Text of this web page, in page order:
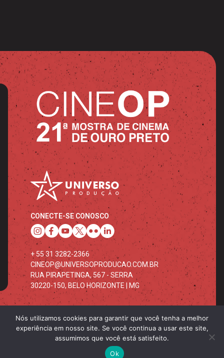
CONECTE-SE CONOSCO
+ 55 31 3282-2366
CINEOP@UNIVERSOPRODUCAO.COM.BR
RUA PIRAPETINGA, 567 - SERRA
30220-150, BELO HORIZONTE | MG
Copyright © 2024. Universo Produção - Todos os direitos
reservados.
Nós utilizamos cookies para garantir que você tenha a melhor
experiência em nosso site. Se você continua a usar este site,
assumimos que você está satisfeito.
Ok